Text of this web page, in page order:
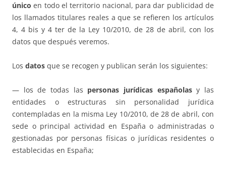
único en todo el territorio nacional, para dar publicidad de
los llamados titulares reales a que se refieren los artículos
4, 4 bis y 4 ter de la Ley 10/2010, de 28 de abril, con los
datos que después veremos.
Los datos que se recogen y publican serán los siguientes:
— los de todas las personas jurídicas españolasy las
entidades o estructuras sin personalidad jurídica
contempladas en la misma Ley 10/2010, de 28 de abril, con
sede o principal actividad en España o administradas o
gestionadas por personas físicas o jurídicas residentes o
establecidas en España;